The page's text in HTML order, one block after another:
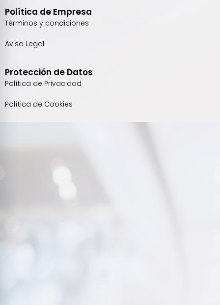
Política de Empresa
Términos y condiciones
Aviso Legal
Protección de Datos
Política de Privacidad
Política de Cookies